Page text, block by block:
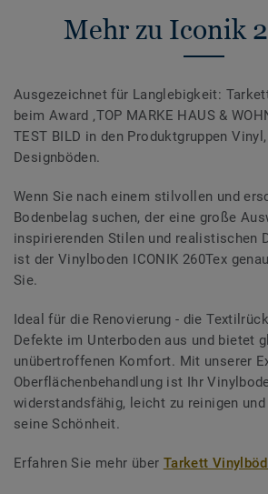
Mehr zu Iconik
Ausgezeichnet für Langlebigkeit:
beim Award ‚TOP MARKE HAUS &
TEST BILD in den Produktgruppen
Designböden.
Wenn Sie nach einem stilvollen und
Bodenbelag suchen, der eine große
inspirierenden Stilen und realistischen
ist der Vinylboden ICONIK 260Tex
Sie.
Ideal für die Renovierung - die
Defekte im Unterboden aus und bietet
unübertroffenen Komfort. Mit unserer
Oberflächenbehandlung ist Ihr
widerstandsfähig, leicht zu reinigen
seine Schönheit.
Erfahren Sie mehr über Tarkett